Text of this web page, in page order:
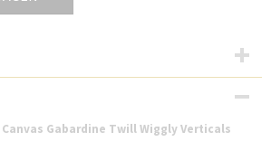
Gabardine Twill Wiggly Verticals